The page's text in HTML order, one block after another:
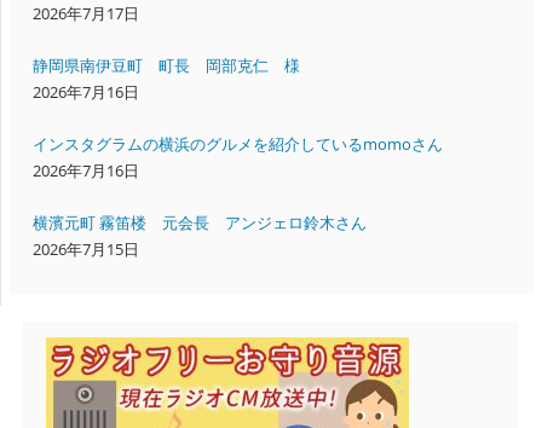
2026年7月17日
静岡県南伊豆町 町長 岡部克仁 様
2026年7月16日
インスタグラムの横浜のグルメを紹介しているmomoさん
2026年7月16日
横濱元町 霧笛楼 元会長 アンジェロ鈴木さん
2026年7月15日